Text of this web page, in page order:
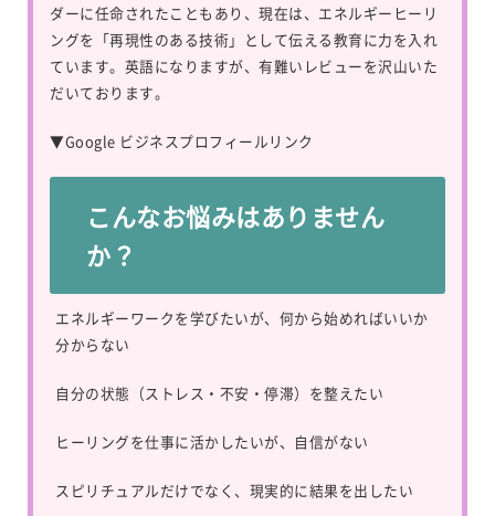
ダーに任命されたこともあり、現在は、エネルギーヒーリ
ングを「再現性のある技術」として伝える教育に力を入れ
ています。英語になりますが、有難いレビューを沢山いた
だいております。
▼Google ビジネスプロフィールリンク
こんなお悩みはありません
か？
エネルギーワークを学びたいが、何から始めればいいか
分からない
自分の状態（ストレス・不安・停滞）を整えたい
ヒーリングを仕事に活かしたいが、自信がない
スピリチュアルだけでなく、現実的に結果を出したい